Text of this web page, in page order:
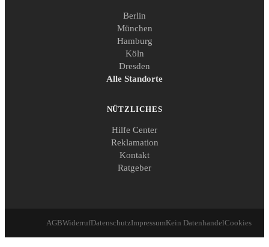
Berlin
München
Hamburg
Köln
Dresden
Alle Standorte
NÜTZLICHES
Hilfe Center
Reklamation
Kontakt
Ratgeber
AGBWiderrufDatenschutzImpressumKein DatenhandelCookies